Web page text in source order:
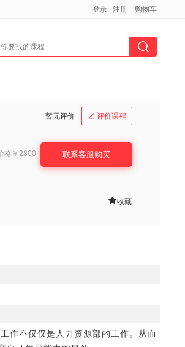
暂无评价  评价课程
格 ￥2800 联系客服购买
收藏
作不仅仅是人力资源部的工作。从而
登录 注册 购物车